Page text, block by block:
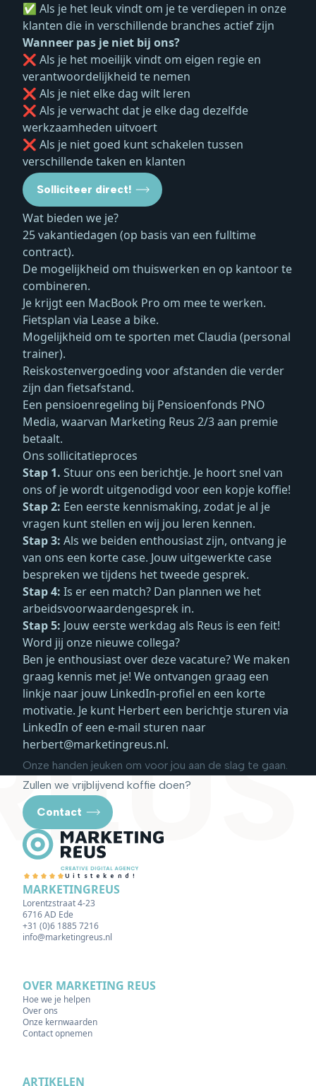
✅ Als je het leuk vindt om je te verdiepen in onze
klanten die in verschillende branches actief zijn
Wanneer pas je niet bij ons?
❌ Als je het moeilijk vindt om eigen regie en
verantwoordelijkheid te nemen
❌ Als je niet elke dag wilt leren
❌ Als je verwacht dat je elke dag dezelfde
werkzaamheden uitvoert
❌ Als je niet goed kunt schakelen tussen
verschillende taken en klanten
Solliciteer direct!
Wat bieden we je?
25 vakantiedagen (op basis van een fulltime
contract).
De mogelijkheid om thuiswerken en op kantoor te
combineren.
Je krijgt een MacBook Pro om mee te werken.
Fietsplan via Lease a bike.
Mogelijkheid om te sporten met Claudia (personal
trainer).
Reiskostenvergoeding voor afstanden die verder
zijn dan fietsafstand.
Een pensioenregeling bij Pensioenfonds PNO
Media, waarvan Marketing Reus 2/3 aan premie
betaalt.
Ons sollicitatieproces
Stap 1. Stuur ons een berichtje. Je hoort snel van
ons of je wordt uitgenodigd voor een kopje koffie!
Stap 2: Een eerste kennismaking, zodat je al je
vragen kunt stellen en wij jou leren kennen.
Stap 3: Als we beiden enthousiast zijn, ontvang je
van ons een korte case. Jouw uitgewerkte case
bespreken we tijdens het tweede gesprek.
Stap 4: Is er een match? Dan plannen we het
arbeidsvoorwaardengesprek in.
Stap 5: Jouw eerste werkdag als Reus is een feit!
Word jij onze nieuwe collega?
Ben je enthousiast over deze vacature? We maken
graag kennis met je! We ontvangen graag een
linkje naar jouw LinkedIn-profiel en een korte
motivatie. Je kunt Herbert een berichtje sturen via
LinkedIn of een e-mail sturen naar
herbert@marketingreus.nl.
Onze handen jeuken om voor jou aan de slag te gaan.
Zullen we vrijblijvend koffie doen?
Contact
Uitstekend!
MARKETINGREUS
Lorentzstraat 4-23
6716 AD Ede
+31 (0)6 1885 7216
info@marketingreus.nl
OVER MARKETING REUS
Hoe we je helpen
Over ons
Onze kernwaarden
Contact opnemen
ARTIKELEN